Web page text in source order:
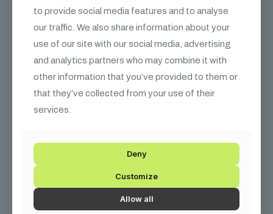
to provide social media features and to analyse
our traffic. We also share information about your
use of our site with our social media, advertising
and analytics partners who may combine it with
other information that you’ve provided to them or
that they’ve collected from your use of their
services.
Deny
Customize
Allow all